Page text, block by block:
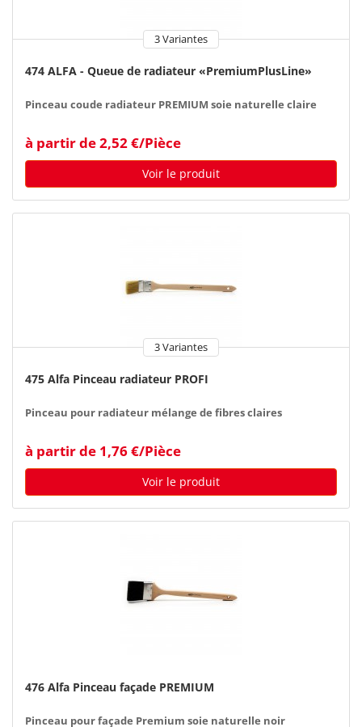
3 Variantes
474 ALFA - Queue de radiateur «PremiumPlusLine»
Pinceau coude radiateur PREMIUM soie naturelle claire
à partir de 2,52 €/Pièce
Voir le produit
3 Variantes
475 Alfa Pinceau radiateur PROFI
Pinceau pour radiateur mélange de fibres claires
à partir de 1,76 €/Pièce
Voir le produit
476 Alfa Pinceau façade PREMIUM
Pinceau pour façade Premium soie naturelle noir